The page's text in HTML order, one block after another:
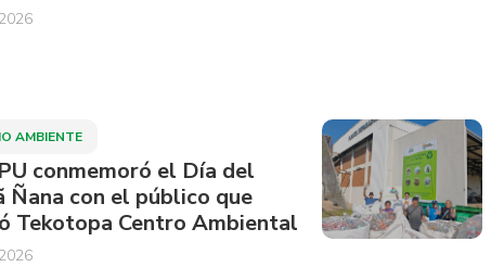
AMBIENTE
conmemoró el Día del
Ñana con el público que
Tekotopa Centro Ambiental